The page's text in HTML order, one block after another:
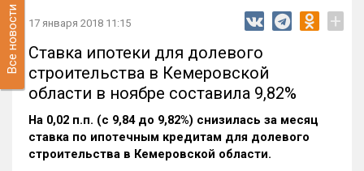
Все новости 17 января 2018 11:15 +
Ставка ипотеки для долевого
строительства в Кемеровской
области в ноябре составила 9,82%
На 0,02 п.п. (с 9,84 до 9,82%) снизилась за месяц
ставка по ипотечным кредитам для долевого
строительства в Кемеровской области.